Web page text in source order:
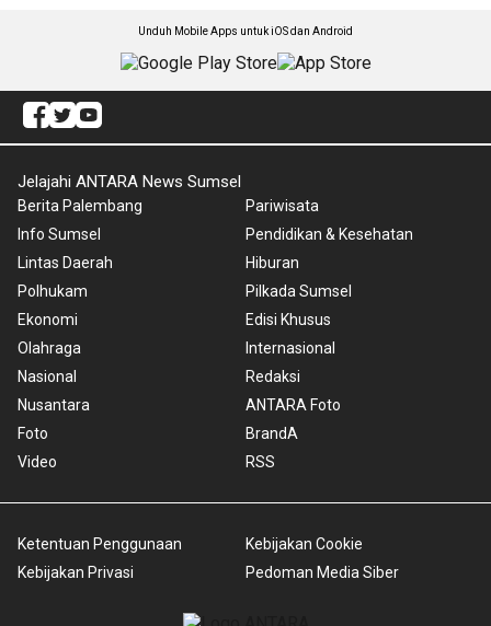
Unduh Mobile Apps untuk iOS dan Android
Jelajahi ANTARA News Sumsel
Berita Palembang
Info Sumsel
Lintas Daerah
Polhukam
Ekonomi
Olahraga
Nasional
Nusantara
Foto
Video
Pariwisata
Pendidikan & Kesehatan
Hiburan
Pilkada Sumsel
Edisi Khusus
Internasional
Redaksi
ANTARA Foto
BrandA
RSS
Ketentuan Penggunaan
Kebijakan Privasi
Kebijakan Cookie
Pedoman Media Siber